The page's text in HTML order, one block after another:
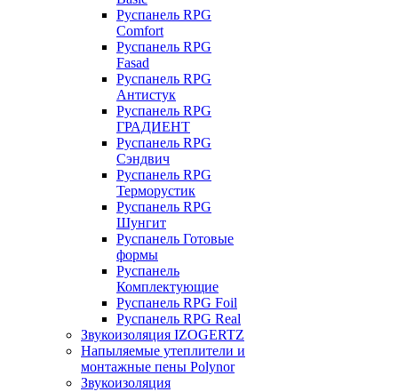
Руспанель RPG
Comfort
Руспанель RPG
Fasad
Руспанель RPG
Антистук
Руспанель RPG
ГРАДИЕНТ
Руспанель RPG
Сэндвич
Руспанель RPG
Терморустик
Руспанель RPG
Шунгит
Руспанель Готовые
формы
Руспанель
Комплектующие
Руспанель RPG Foil
Руспанель RPG Real
Звукоизоляция IZOGERTZ
Напыляемые утеплители и
монтажные пены Polynor
Звукоизоляция